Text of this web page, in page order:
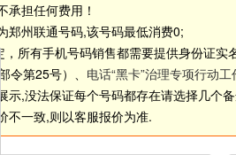
承担任何费用！
郑州联通号码,该号码最低消费0;
所有手机号码销售都需要提供身份证
令第25号）、 电话“黑卡”治理专项行动
示,没法保证每个号码都存在请选择几个
不一致,则以客服报价为准.